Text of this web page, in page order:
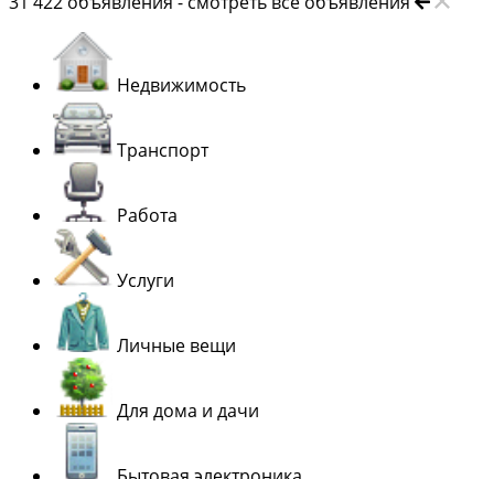
Недвижимость
Транспорт
Работа
Услуги
Личные вещи
Для дома и дачи